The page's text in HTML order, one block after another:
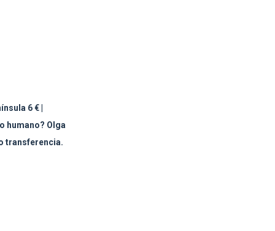
6 € |
humano? Olga
transferencia.